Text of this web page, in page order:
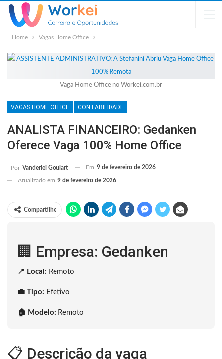
Home Vagas Home Office
Vaga Home Office no Workei.com.br
VAGAS HOME OFFICE CONTABILIDADE
ANALISTA FINANCEIRO: Gedanken
Oferece Vaga 100% Home Office
Por Vanderlei Goulart Em 9 de fevereiro de 2026
Atualizado em 9 de fevereiro de 2026
Compartilhe
🏢 Empresa: Gedanken
📍 Local: Remoto
💼 Tipo: Efetivo
🏠 Modelo: Remoto
📋 Descrição da vaga